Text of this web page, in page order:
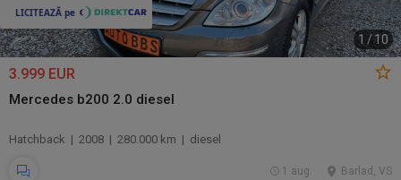
1 /10
3.999 EUR
Mercedes b200 2.0 diesel
Hatchback | 2008 | 280.000 km | diesel
Barlad, VS
1 aug.